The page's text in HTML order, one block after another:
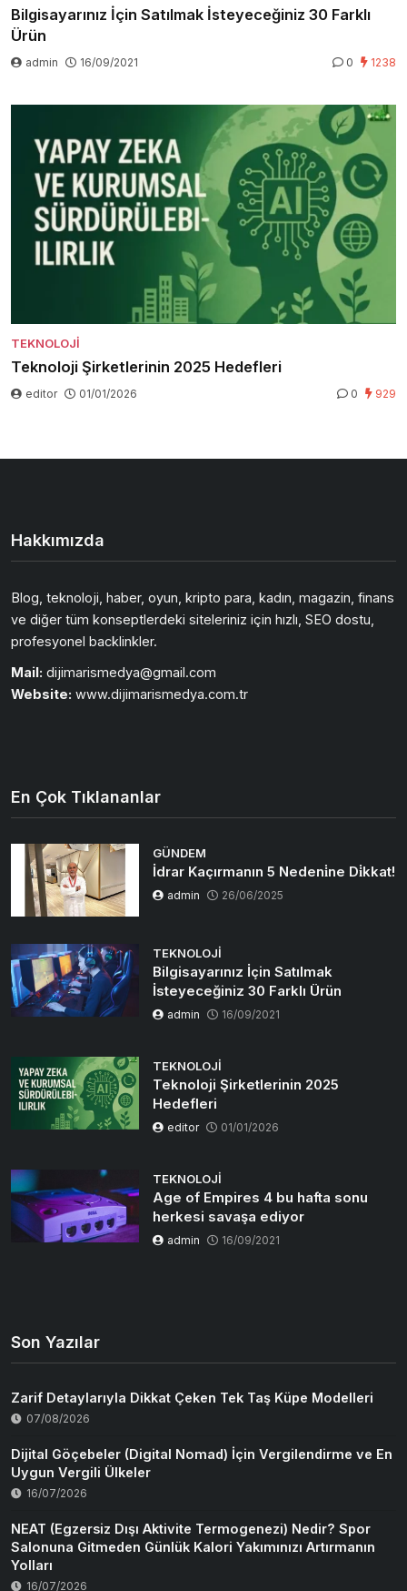
Bilgisayarınız İçin Satılmak İsteyeceğiniz 30 Farklı
Ürün
admin 16/09/2021 0 1238
TEKNOLOJI
Teknoloji Şirketlerinin 2025 Hedefleri
editor 01/01/2026 0 929
Hakkımızda
Blog, teknoloji, haber, oyun, kripto para, kadın, magazin, finans
ve diğer tüm konseptlerdeki siteleriniz için hızlı, SEO dostu,
profesyonel backlinkler.
Mail: dijimarismedya@gmail.com
Website: www.dijimarismedya.com.tr
En Çok Tıklananlar
GÜNDEM
İdrar Kaçırmanın 5 Nedeni̇ne Di̇kkat!
admin 26/06/2025
TEKNOLOJI
Bilgisayarınız İçin Satılmak
İsteyeceğiniz 30 Farklı Ürün
admin 16/09/2021
TEKNOLOJI
Teknoloji Şirketlerinin 2025
Hedefleri
editor 01/01/2026
TEKNOLOJI
Age of Empires 4 bu hafta sonu
herkesi savaşa ediyor
admin 16/09/2021
Son Yazılar
Zarif Detaylarıyla Dikkat Çeken Tek Taş Küpe Modelleri
07/08/2026
Dijital Göçebeler (Digital Nomad) İçin Vergilendirme ve En
Uygun Vergili Ülkeler
16/07/2026
NEAT (Egzersiz Dışı Aktivite Termogenezi) Nedir? Spor
Salonuna Gitmeden Günlük Kalori Yakımınızı Artırmanın
Yolları
16/07/2026